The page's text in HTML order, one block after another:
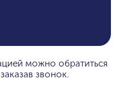
можно обратиться
звонок.